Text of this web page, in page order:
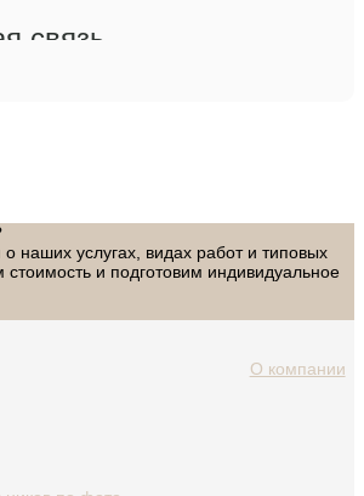
связь
наших услугах, видах работ и типовых
стоимость и подготовим индивидуальное
О компании